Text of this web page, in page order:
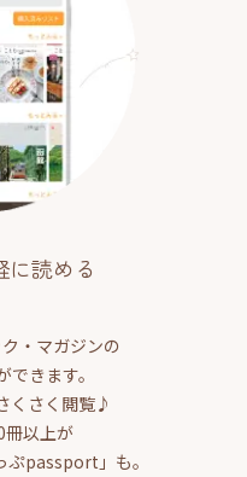
読める
・マガジンの
きます。
くさく閲覧♪
冊以上が
ぷpassport」も。